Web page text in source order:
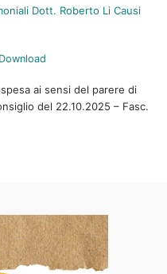
Dott. Roberto Li Causi
Download
ai sensi del parere di
del 22.10.2025 – Fasc.